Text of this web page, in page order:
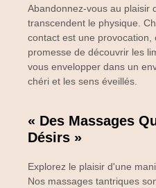
Abandonnez-vous au plaisir
transcendent le physique.
contact est une provocation,
promesse de découvrir les
vous envelopper dans un
chéri et les sens éveillés.
« Des Massages
Désirs »
Explorez le plaisir d'une
Nos massages tantriques